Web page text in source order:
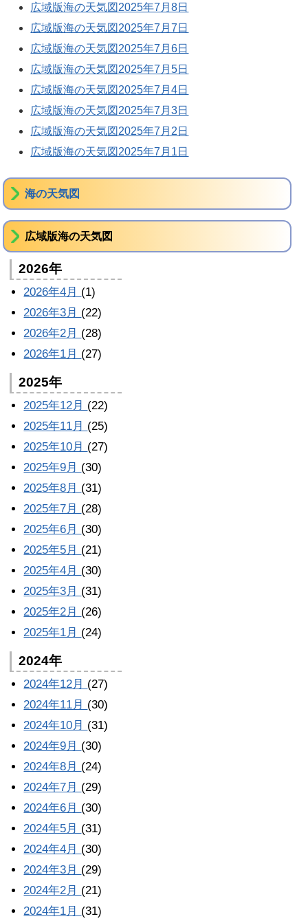
広域版海の天気図2025年7月8日
広域版海の天気図2025年7月7日
広域版海の天気図2025年7月6日
広域版海の天気図2025年7月5日
広域版海の天気図2025年7月4日
広域版海の天気図2025年7月3日
広域版海の天気図2025年7月2日
広域版海の天気図2025年7月1日
海の天気図
広域版海の天気図
2026年
2026年4月 (1)
2026年3月 (22)
2026年2月 (28)
2026年1月 (27)
2025年
2025年12月 (22)
2025年11月 (25)
2025年10月 (27)
2025年9月 (30)
2025年8月 (31)
2025年7月 (28)
2025年6月 (30)
2025年5月 (21)
2025年4月 (30)
2025年3月 (31)
2025年2月 (26)
2025年1月 (24)
2024年
2024年12月 (27)
2024年11月 (30)
2024年10月 (31)
2024年9月 (30)
2024年8月 (24)
2024年7月 (29)
2024年6月 (30)
2024年5月 (31)
2024年4月 (30)
2024年3月 (29)
2024年2月 (21)
2024年1月 (31)